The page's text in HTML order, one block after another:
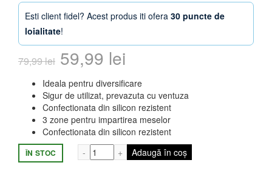
Esti client fidel? Acest produs iti ofera 30 puncte de
loialitate!
79,99lei Prețul
inițial
a
fost:
79,99 lei.
59,99 lei
curent
este:
59,99 lei.
Ideala pentru diversificare
Sigur de utilizat, prevazuta cu ventuza
Confectionata din silicon rezistent
3 zone pentru impartirea meselor
Confectionata din silicon rezistent
ÎN STOC Cantitate Farfurie pentru diversificare
Adaugă în coș